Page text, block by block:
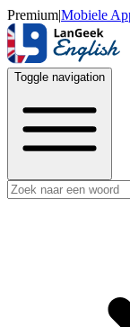
Premium|Mobiele
Toggle navigation